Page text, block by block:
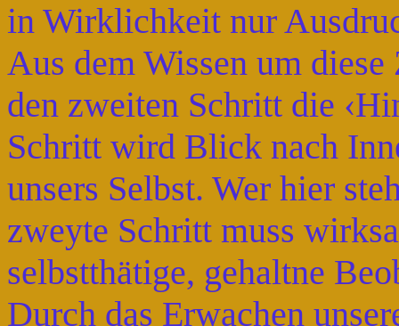
in Wirklichkeit nur
Aus dem Wissen um
den zweiten Schritt die
Schritt wird Blick nach
unsers Selbst. Wer hier
zweyte Schritt muss
selbstthätige, gehaltne
Durch das Erwachen